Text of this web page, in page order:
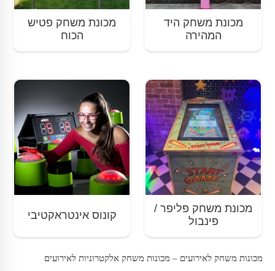
מכונת משחק היד
המהירה
מכונת משחק פטיש
הכוח
מכונת משחק פליפר /
פינבול
קונוס אינטראקטיבי
מכונות משחק לאירועים – מכונות משחק אלקטרוניות לאירועים